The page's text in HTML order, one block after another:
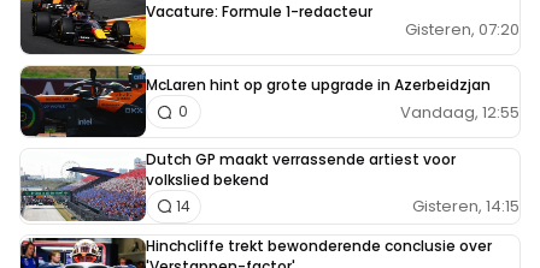
Vacature: Formule 1-redacteur
Gisteren, 07:20
McLaren hint op grote upgrade in Azerbeidzjan
Vandaag, 12:55
0
Dutch GP maakt verrassende artiest voor
volkslied bekend
Gisteren, 14:15
14
Hinchcliffe trekt bewonderende conclusie over